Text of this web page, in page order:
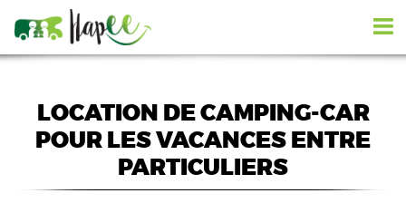
LOCATION DE CAMPING-CAR
POUR LES VACANCES ENTRE
PARTICULIERS